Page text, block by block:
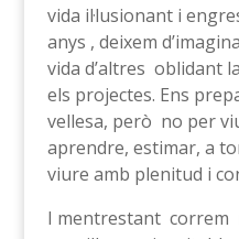
vida il·lusionant i
anys , deixem
vida d’altres oblidant
els projectes. Ens
vellesa, però no per
aprendre, estimar, a
viure amb plenitud i
I mentrestant correm